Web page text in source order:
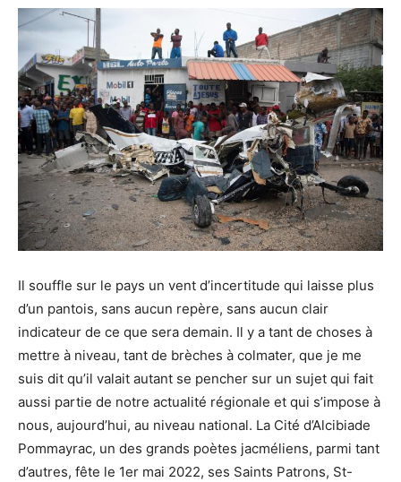
Il souffle sur le pays un vent d’incertitude qui laisse plus
d’un pantois, sans aucun repère, sans aucun clair
indicateur de ce que sera demain. Il y a tant de choses à
mettre à niveau, tant de brèches à colmater, que je me
suis dit qu’il valait autant se pencher sur un sujet qui fait
aussi partie de notre actualité régionale et qui s’impose à
nous, aujourd’hui, au niveau national. La Cité d’Alcibiade
Pommayrac, un des grands poètes jacméliens, parmi tant
d’autres, fête le 1er mai 2022, ses Saints Patrons, St-